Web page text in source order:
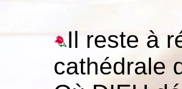
Il reste à
cathédrale